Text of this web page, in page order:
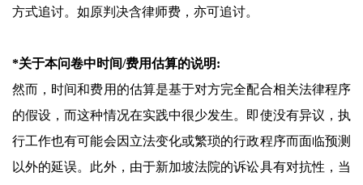
方式追讨。如原判决含律师费，亦可追讨。
*关于本问卷中时间/费用估算的说明:
然而，时间和费用的估算是基于对方完全配合相关法律程序
的假设，而这种情况在实践中很少发生。即使没有异议，执
行工作也有可能会因立法变化或繁琐的行政程序而面临预测
以外的延误。此外，由于新加坡法院的诉讼具有对抗性，当